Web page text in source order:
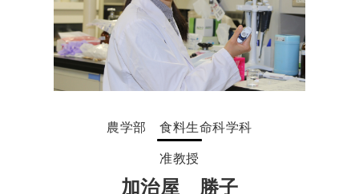
農学部 食料生命科学科
准教授
加治屋 勝子